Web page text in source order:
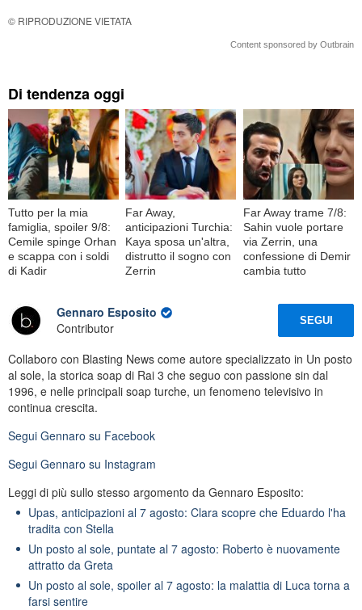
© RIPRODUZIONE VIETATA
Content sponsored by Outbrain
Di tendenza oggi
Tutto per la mia
famiglia, spoiler 9/8:
Cemile spinge Orhan
e scappa con i soldi
di Kadir
Far Away,
anticipazioni Turchia:
Kaya sposa un'altra,
distrutto il sogno con
Zerrin
Far Away trame 7/8:
Sahin vuole portare
via Zerrin, una
confessione di Demir
cambia tutto
Gennaro Esposito
Contributor
SEGUI
Collaboro con Blasting News come autore specializzato in Un posto
al sole, la storica soap di Rai 3 che seguo con passione sin dal
1996, e nelle principali soap turche, un fenomeno televisivo in
continua crescita.
Segui Gennaro su Facebook
Segui Gennaro su Instagram
Leggi di più sullo stesso argomento da Gennaro Esposito:
Upas, anticipazioni al 7 agosto: Clara scopre che Eduardo l'ha
tradita con Stella
Un posto al sole, puntate al 7 agosto: Roberto è nuovamente
attratto da Greta
Un posto al sole, spoiler al 7 agosto: la malattia di Luca torna a
farsi sentire